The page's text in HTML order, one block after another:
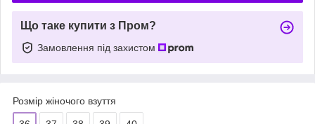
Що таке купити з Пром?
Замовлення під захистом
Розмір жіночого взуття